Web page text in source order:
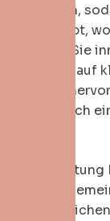
Passform,
dort bleibt,
erzielen Sie
Ergebnis auf
sie sich
Zähne nach
Die
ist eine
Ihrer